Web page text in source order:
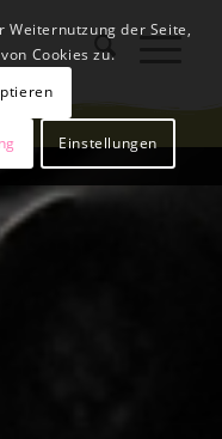
Weiternutzung der Seite,
Cookies zu.
Einstellungen